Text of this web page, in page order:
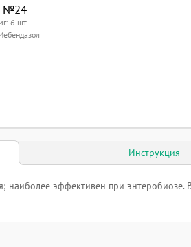
№24
6 шт.
Инструкция
наиболее эффективен при